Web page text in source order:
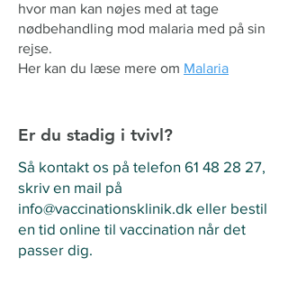
hvor man kan nøjes med at tage
nødbehandling mod malaria med på sin
rejse.
Her kan du læse mere om Malaria
Er du stadig i tvivl?
Så kontakt os på telefon 61 48 28 27,
skriv en mail på
info@vaccinationsklinik.dk eller bestil
en tid online til vaccination når det
passer dig.